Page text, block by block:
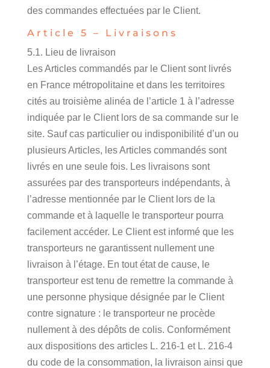
des commandes effectuées par le Client.
Article 5 – Livraisons
5.1. Lieu de livraison
Les Articles commandés par le Client sont livrés
en France métropolitaine et dans les territoires
cités au troisième alinéa de l’article 1 à l’adresse
indiquée par le Client lors de sa commande sur le
site. Sauf cas particulier ou indisponibilité d’un ou
plusieurs Articles, les Articles commandés sont
livrés en une seule fois. Les livraisons sont
assurées par des transporteurs indépendants, à
l’adresse mentionnée par le Client lors de la
commande et à laquelle le transporteur pourra
facilement accéder. Le Client est informé que les
transporteurs ne garantissent nullement une
livraison à l’étage. En tout état de cause, le
transporteur est tenu de remettre la commande à
une personne physique désignée par le Client
contre signature : le transporteur ne procède
nullement à des dépôts de colis. Conformément
aux dispositions des articles L. 216-1 et L. 216-4
du code de la consommation, la livraison ainsi que